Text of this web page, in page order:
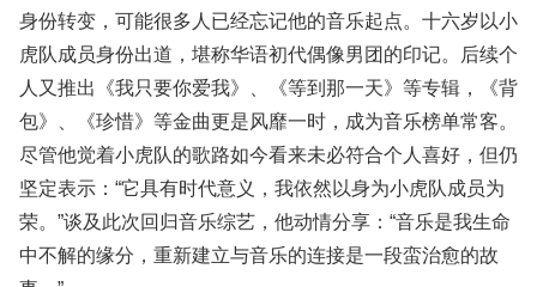
身份转变，可能很多人已经忘记他的音乐起点。十六岁以小
虎队成员身份出道，堪称华语初代偶像男团的印记。后续个
人又推出《我只要你爱我》、《等到那一天》等专辑，《背
包》、《珍惜》等金曲更是风靡一时，成为音乐榜单常客。
尽管他觉着小虎队的歌路如今看来未必符合个人喜好，但仍
坚定表示：“它具有时代意义，我依然以身为小虎队成员为
荣。”谈及此次回归音乐综艺，他动情分享：“音乐是我生命
中不解的缘分，重新建立与音乐的连接是一段蛮治愈的故